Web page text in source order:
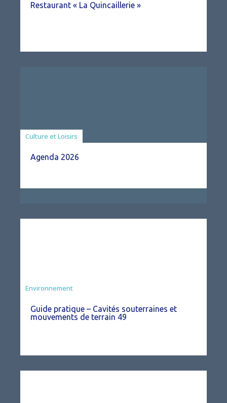
Restaurant « La Quincaillerie »
Associations
Culture et Loisirs
Agenda 2026
Environnement
Guide pratique – Cavités souterraines et
mouvements de terrain 49